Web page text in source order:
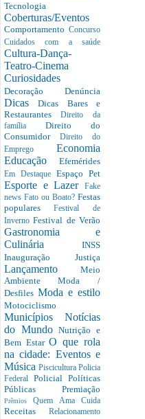
Tecnologia
Coberturas/Eventos
Comportamento Concurso
Cuidados com a saúde
Cultura-Dança-
Teatro-Cinema
Curiosidades
Decoração Denúncia
DicasDicas Bares e
RestaurantesDireito da
família Direito do
Consumidor Direito do
Emprego Economia
Educação Efemérides
Em Destaque Espaço Pet
Esporte e Lazer
Fake
news Fato ou Boato? Festas
popularesFestival de
InvernoFestival de Verão
Gastronomia e
Culinária INSS
Inauguração Justiça
Lançamento Meio
AmbienteModa /
Desfiles Moda e estilo
Motociclismo
Municípios Notícias
do MundoNutrição e
Bem EstarO que rola
na cidade: Eventos e
Música Piscicultura Policia
Federal Policial Políticas
Públicas Premiação
PrêmiosQuem Ama Cuida
Receitas Relacionamento